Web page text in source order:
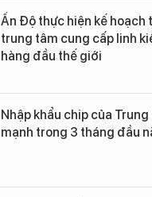
Ấn Độ thực hiện kế hoạch
trung tâm cung cấp linh
hàng đầu thế giới
Nhập khẩu chip của
mạnh trong 3 tháng đầu